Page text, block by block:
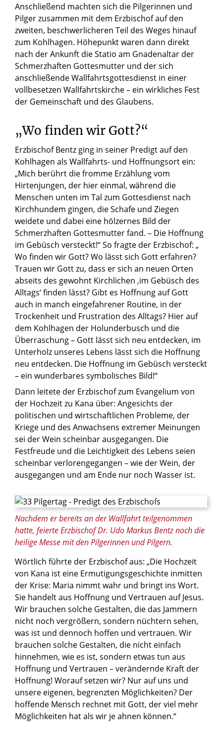
© P. Siegfried Modenbach SAC
Nachdem er bereits an der Wallfahrt teilgenommen
hatte, feierte Erzbischof Dr. Udo Markus Bentz noch die
heilige Messe mit den Pilgerinnen und Pilgern.
Anschließend machten sich die Pilgerinnen und
Pilger zusammen mit dem Erzbischof auf den
zweiten, beschwerlicheren Teil des Weges hinauf
zum Kohlhagen. Höhepunkt waren dann direkt
nach der Ankunft die Statio am Gnadenaltar der
Schmerzhaften Gottesmutter und der sich
anschließende Wallfahrtsgottesdienst in einer
vollbesetzen Wallfahrtskirche – ein wirkliches Fest
der Gemeinschaft und des Glaubens.
„Wo finden wir Gott?“
Erzbischof Bentz ging in seiner Predigt auf den
Kohlhagen als Wallfahrts- und Hoffnungsort ein:
„Mich berührt die fromme Erzählung vom
Hirtenjungen, der hier einmal, während die
Menschen unten im Tal zum Gottesdienst nach
Kirchhundem gingen, die Schafe und Ziegen
weidete und dabei eine hölzernes Bild der
Schmerzhaften Gottesmutter fand. – Die Hoffnung
im Gebüsch versteckt!“ So fragte der Erzbischof: „
Wo finden wir Gott? Wo lässt sich Gott erfahren?
Trauen wir Gott zu, dass er sich an neuen Orten
abseits des gewohnt Kirchlichen ‚im Gebüsch des
Alltags‘ finden lässt? Gibt es Hoffnung auf Gott
auch in manch eingefahrener Routine, in der
Trockenheit und Frustration des Alltags? Hier auf
dem Kohlhagen der Holunderbusch und die
Überraschung – Gott lässt sich neu entdecken, im
Unterholz unseres Lebens lässt sich die Hoffnung
neu entdecken. Die Hoffnung im Gebüsch versteckt
– ein wunderbares symbolisches Bild!“
Dann leitete der Erzbischof zum Evangelium von
der Hochzeit zu Kana über: Angesichts der
politischen und wirtschaftlichen Probleme, der
Kriege und des Anwachsens extremer Meinungen
sei der Wein scheinbar ausgegangen. Die
Festfreude und die Leichtigkeit des Lebens seien
scheinbar verlorengegangen – wie der Wein, der
ausgegangen und am Ende nur noch Wasser ist.
Wörtlich führte der Erzbischof aus: „Die Hochzeit
von Kana ist eine Ermutigungsgeschichte inmitten
der Krise: Maria nimmt wahr und bringt ins Wort.
Sie handelt aus Hoffnung und Vertrauen auf Jesus.
Wir brauchen solche Gestalten, die das Jammern
nicht noch vergrößern, sondern nüchtern sehen,
was ist und dennoch hoffen und vertrauen. Wir
brauchen solche Gestalten, die nicht einfach
hinnehmen, wie es ist, sondern etwas tun aus
Hoffnung und Vertrauen – verändernde Kraft der
Hoffnung! Worauf setzen wir? Nur auf uns und
unsere eigenen, begrenzten Möglichkeiten? Der
hoffende Mensch rechnet mit Gott, der viel mehr
Möglichkeiten hat als wir je ahnen können.“